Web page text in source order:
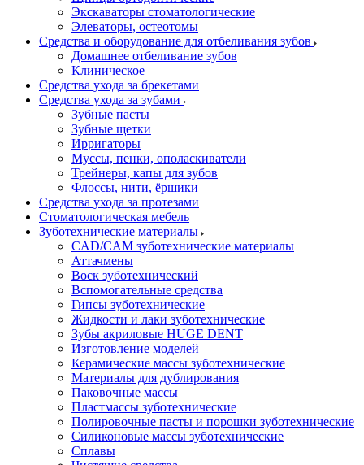
Экскаваторы стоматологические
Элеваторы, остеотомы
Средства и оборудование для отбеливания зубов
Домашнее отбеливание зубов
Клиническое
Средства ухода за брекетами
Средства ухода за зубами
Зубные пасты
Зубные щетки
Ирригаторы
Муссы, пенки, ополаскиватели
Трейнеры, капы для зубов
Флоссы, нити, ёршики
Средства ухода за протезами
Стоматологическая мебель
Зуботехнические материалы
CAD/CAM зуботехнические материалы
Аттачмены
Воск зуботехнический
Вспомогательные средства
Гипсы зуботехнические
Жидкости и лаки зуботехнические
Зубы акриловые HUGE DENT
Изготовление моделей
Керамические массы зуботехнические
Материалы для дублирования
Паковочные массы
Пластмассы зуботехнические
Полировочные пасты и порошки зуботехнические
Силиконовые массы зуботехнические
Сплавы